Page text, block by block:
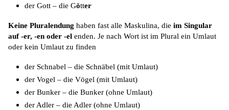
der Gott – die Götter
Keine Pluralendung haben fast alle Maskulina, dieim Singular
auf -er, -en oder -el enden. Je nach Wort ist im Plural ein Umlaut
oder kein Umlaut zu finden
der Schnabel – die Schnäbel (mit Umlaut)
der Vogel – die Vögel (mit Umlaut)
der Bunker – die Bunker (ohne Umlaut)
der Adler – die Adler (ohne Umlaut)